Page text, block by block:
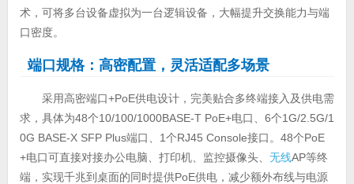
术，可将多台设备虚拟为一台逻辑设备，大幅提升交换能力与端
口密度。
端口规格：高密配置，灵活适配多场景
采用高密端口+PoE供电设计，完美贴合多终端接入及供电需
求，具体为48个10/100/1000BASE-T PoE+电口、6个1G/2.5G/1
0G BASE-X SFP Plus端口、1个RJ45 Console接口。48个PoE
+电口可直接对接办公电脑、打印机、监控摄像头、 无线AP等终
端，实现千兆到桌面的同时提供PoE供电，减少额外布线与电源